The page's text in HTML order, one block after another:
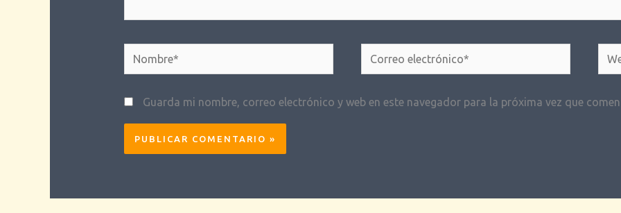
Nombre*
Correo
electrónico*
Web
Guarda mi nombre, correo electrónico y web en este navegador para la próxima vez que